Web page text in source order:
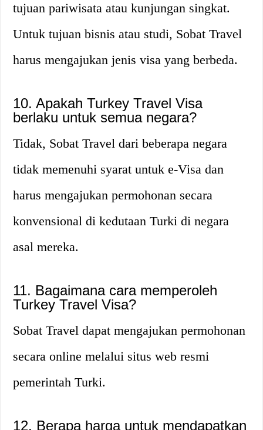
tujuan pariwisata atau kunjungan singkat.
Untuk tujuan bisnis atau studi, Sobat Travel
harus mengajukan jenis visa yang berbeda.
10. Apakah Turkey Travel Visa
berlaku untuk semua negara?
Tidak, Sobat Travel dari beberapa negara
tidak memenuhi syarat untuk e-Visa dan
harus mengajukan permohonan secara
konvensional di kedutaan Turki di negara
asal mereka.
11. Bagaimana cara memperoleh
Turkey Travel Visa?
Sobat Travel dapat mengajukan permohonan
secara online melalui situs web resmi
pemerintah Turki.
12. Berapa harga untuk mendapatkan